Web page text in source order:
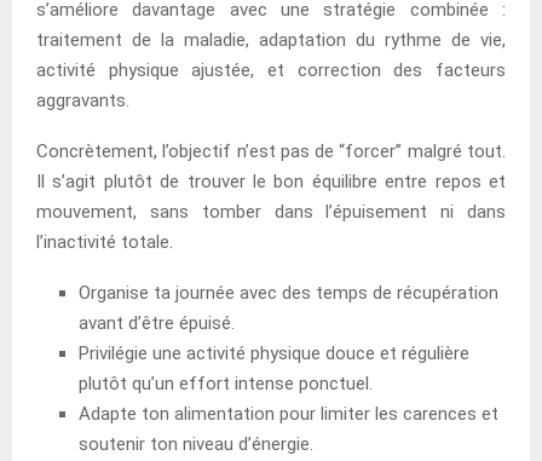
s’améliore davantage avec une stratégie combinée :
traitement de la maladie, adaptation du rythme de vie,
activité physique ajustée, et correction des facteurs
aggravants.
Concrètement, l’objectif n’est pas de “forcer” malgré tout.
Il s’agit plutôt de trouver le bon équilibre entre repos et
mouvement, sans tomber dans l’épuisement ni dans
l’inactivité totale.
Organise ta journée avec des temps de récupération
avant d’être épuisé.
Privilégie une activité physique douce et régulière
plutôt qu’un effort intense ponctuel.
Adapte ton alimentation pour limiter les carences et
soutenir ton niveau d’énergie.